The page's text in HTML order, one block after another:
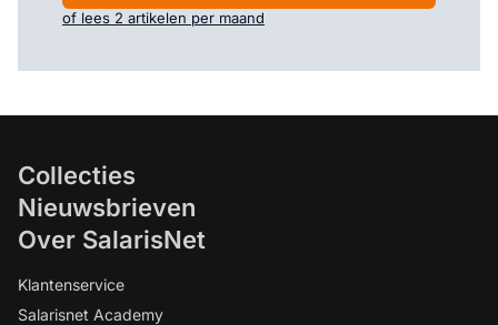
of lees 2 artikelen per maand
Collecties
Nieuwsbrieven
Over SalarisNet
Klantenservice
Salarisnet Academy